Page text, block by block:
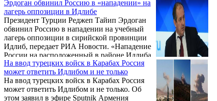
местные источники и зарубежные
мониторинговые организации сообщает
британская газета «The Telegraph».
Указывается, что это стало одной из самых
смертоносных атак с момента прекращения
огня в Идлибе почти 8 месяцев назад.
Эрдоган обвинил Россию в «нападении» на
лагерь оппозиции в Идлибе
Президент Турции Реджеп Тайип Эрдоган
обвинил Россию в нападении на учебный
лагерь оппозиции в сирийской провинции
Идлиб, передает РИА Новости. «Нападение
России на расположенный в районе Идлиба
учебный лагерь оппозиции говорит об
отсутствии желания там устойчивого мира
и спокойствия», — сказал он, выступая
перед парламентской фракцией правящей
Партии справедливости и развития.
На ввод турецких войск в Карабах Россия
может ответить Идлибом и не только
На ввод турецких войск в Карабах Россия
может ответить Идлибом и не только. Об
этом заявил в эфире Sputnik Армения